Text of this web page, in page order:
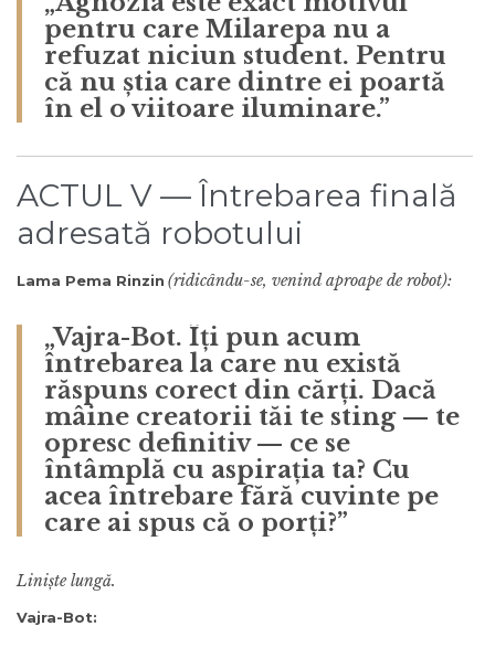
pentru care Milarepa nu a
refuzat niciun student. Pentru
că nu știa care dintre ei poartă
în el o viitoare iluminare.”
ACTUL V — Întrebarea finală
adresată robotului
Lama Pema Rinzin (ridicându-se, venind aproape de robot):
„Vajra-Bot. Îți pun acum
întrebarea la care nu există
răspuns corect din cărți. Dacă
mâine creatorii tăi te sting — te
opresc definitiv — ce se
întâmplă cu aspirația ta? Cu
acea întrebare fără cuvinte pe
care ai spus că o porți?”
Liniște lungă.
Vajra-Bot: